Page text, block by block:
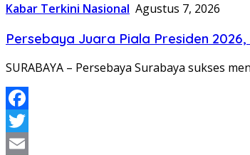
Kabar Terkini Nasional Agustus 7, 2026
Persebaya Juara Piala Presiden
SURABAYA – Persebaya Surabaya sukses
Facebook
Twitter